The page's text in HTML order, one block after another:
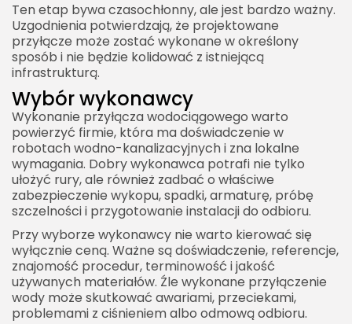
Ten etap bywa czasochłonny, ale jest bardzo ważny.
Uzgodnienia potwierdzają, że projektowane
przyłącze może zostać wykonane w określony
sposób i nie będzie kolidować z istniejącą
infrastrukturą.
Wybór wykonawcy
Wykonanie przyłącza wodociągowego warto
powierzyć firmie, która ma doświadczenie w
robotach wodno-kanalizacyjnych i zna lokalne
wymagania. Dobry wykonawca potrafi nie tylko
ułożyć rury, ale również zadbać o właściwe
zabezpieczenie wykopu, spadki, armaturę, próbę
szczelności i przygotowanie instalacji do odbioru.
Przy wyborze wykonawcy nie warto kierować się
wyłącznie ceną. Ważne są doświadczenie, referencje,
znajomość procedur, terminowość i jakość
używanych materiałów. Źle wykonane przyłączenie
wody może skutkować awariami, przeciekami,
problemami z ciśnieniem albo odmową odbioru.